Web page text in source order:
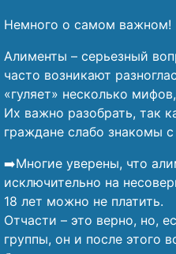
Немного о самом важном!
Алименты – серьезный
часто возникают
«гуляет» несколько
Их важно разобрать, так
граждане слабо знакомы
➡️Многие уверены, что
исключительно на
18 лет можно не платить.
Отчасти – это верно, но,
группы, он и после этого